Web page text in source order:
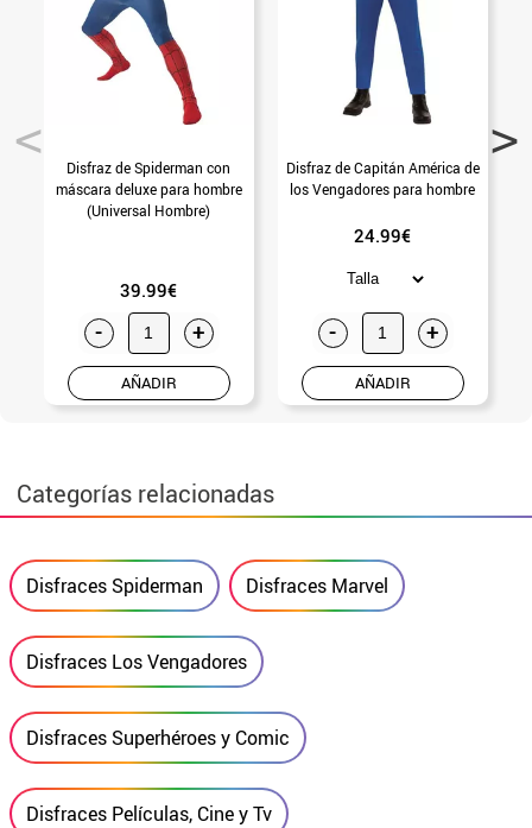
Disfraz de Spiderman con
máscara deluxe para hombre
(Universal Hombre)
39.99€
- +
AÑADIR
Disfraz de Capitán América de
los Vengadores para hombre
24.99€
- +
AÑADIR
Categorías relacionadas
Disfraces Spiderman Disfraces Marvel
Disfraces Los Vengadores
Disfraces Superhéroes y Comic
Disfraces Películas, Cine y Tv